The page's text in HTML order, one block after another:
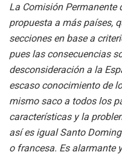
La Comisión Permanente
propuesta a más países,
secciones en base a
pues las consecuencias
desconsideración a la
escaso conocimiento de
mismo saco a todos los
características y la
así es igual Santo
o francesa. Es alarmante